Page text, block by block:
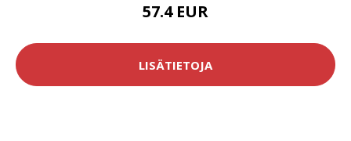
57.4 EUR
LISÄTIETOJA